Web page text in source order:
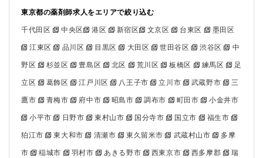
東京都の薬剤師求人をエリアで絞り込む
千代田区 中央区 港区 新宿区 文京区 台東区 墨田区
江東区 品川区 目黒区 大田区 世田谷区 渋谷区 中
野区 杉並区 豊島区 北区 荒川区 板橋区 練馬区 足
立区 葛飾区 江戸川区 八王子市 立川市 武蔵野市 三
鷹市 青梅市 府中市 昭島市 調布市 町田市 小金井市
小平市 日野市 東村山市 国分寺市 国立市 福生市
狛江市 東大和市 清瀬市 東久留米市 武蔵村山市 多摩
市 稲城市 羽村市 あきる野市 西東京市 西多摩郡 瑞